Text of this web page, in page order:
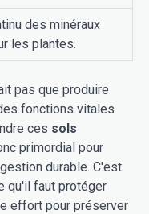
des minéraux
les plantes.
pas que produire
fonctions vitales
ces sols
primordial pour
durable. C'est
qu'il faut protéger
effort pour préserver